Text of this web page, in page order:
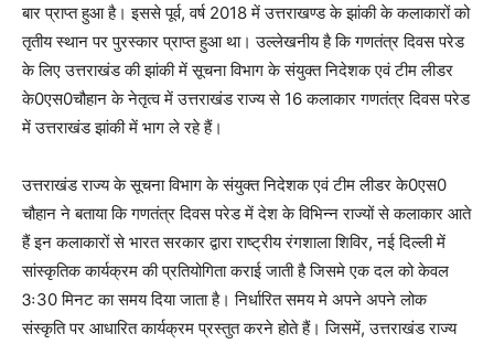
बार प्राप्त हुआ है। इससे पूर्व, वर्ष 2018 में उत्तराखण्ड के झांकी के कलाकारों को
तृतीय स्थान पर पुरस्कार प्राप्त हुआ था। उल्लेखनीय है कि गणतंत्र दिवस परेड
के लिए उत्तराखंड की झांकी में सूचना विभाग के संयुक्त निदेशक एवं टीम लीडर
के0एस0चौहान के नेतृत्व में उत्तराखंड राज्य से 16 कलाकार गणतंत्र दिवस परेड
में उत्तराखंड झांकी में भाग ले रहे हैं।
उत्तराखंड राज्य के सूचना विभाग के संयुक्त निदेशक एवं टीम लीडर के0एस0
चौहान ने बताया कि गणतंत्र दिवस परेड में देश के विभिन्न राज्यों से कलाकार आते
हैं इन कलाकारों से भारत सरकार द्वारा राष्ट्रीय रंगशाला शिविर, नई दिल्ली में
सांस्कृतिक कार्यक्रम की प्रतियोगिता कराई जाती है जिसमे एक दल को केवल
3ः30 मिनट का समय दिया जाता है। निर्धारित समय मे अपने अपने लोक
संस्कृति पर आधारित कार्यक्रम प्रस्तुत करने होते हैं। जिसमें, उत्तराखंड राज्य